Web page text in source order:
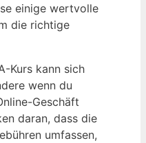
einige wertvolle
die richtige
Kurs kann sich
wenn du
Geschäft
daran, dass die
umfassen,